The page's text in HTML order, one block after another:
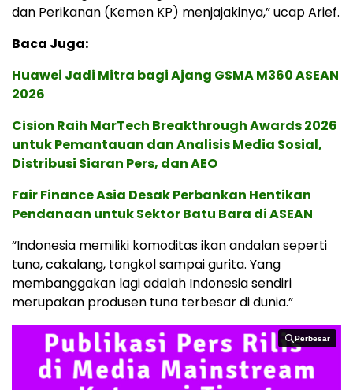
dan Perikanan (Kemen KP) menjajakinya,” ucap Arief.
Baca Juga:
Huawei Jadi Mitra bagi Ajang GSMA M360 ASEAN
2026
Cision Raih MarTech Breakthrough Awards 2026
untuk Pemantauan dan Analisis Media Sosial,
Distribusi Siaran Pers, dan AEO
Fair Finance Asia Desak Perbankan Hentikan
Pendanaan untuk Sektor Batu Bara di ASEAN
“Indonesia memiliki komoditas ikan andalan seperti
tuna, cakalang, tongkol sampai gurita. Yang
membanggakan lagi adalah Indonesia sendiri
merupakan produsen tuna terbesar di dunia.”
Perbesar
Perbesar